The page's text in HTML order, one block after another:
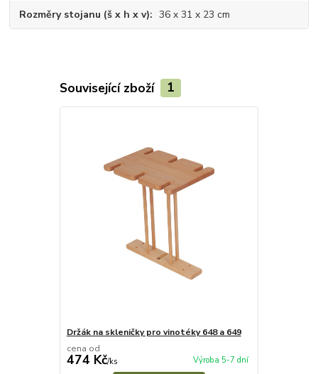
Rozměry stojanu (š x h x v) 36 x 31 x 23 cm
Související zboží 1
Držák na skleničky pro vinotéky 648 a 649
cena od
474 Kč/ks Výroba 5-7 dní